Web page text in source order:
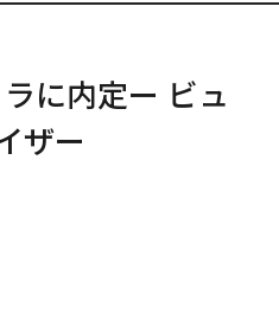
中文 繁體中文
Việt
Indonesia
に内定ー ビュ
ザー